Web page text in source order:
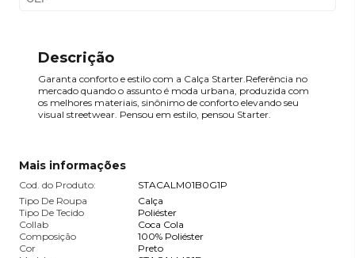
Descrição
Garanta conforto e estilo com a Calça Starter.Referência no
mercado quando o assunto é moda urbana, produzida com
os melhores materiais, sinônimo de conforto elevando seu
visual streetwear. Pensou em estilo, pensou Starter.
Mais informações
Cod. do Produto:
STACALM01B0G1P
Tipo De Roupa
Calça
Tipo De Tecido
Poliéster
Collab
Coca Cola
Composição
100% Poliéster
Cor
Preto